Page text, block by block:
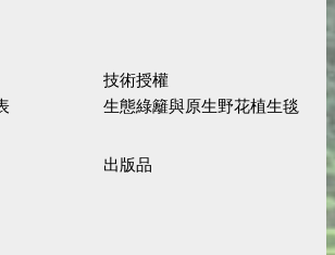
技術授權
生態綠籬與原生野花植生毯
出版品